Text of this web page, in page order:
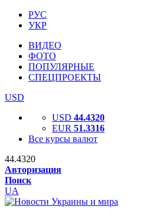
РУС
УКР
ВИДЕО
ФОТО
ПОПУЛЯРНЫЕ
СПЕЦПРОЕКТЫ
USD
USD 44.4320
EUR 51.3316
Все курсы валют
44.4320
Авторизация
Поиск
UA